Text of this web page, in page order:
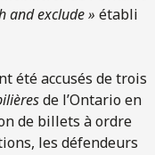
and exclude » établi
été accusés de trois
de l’Ontario en
de billets à ordre
les défendeurs